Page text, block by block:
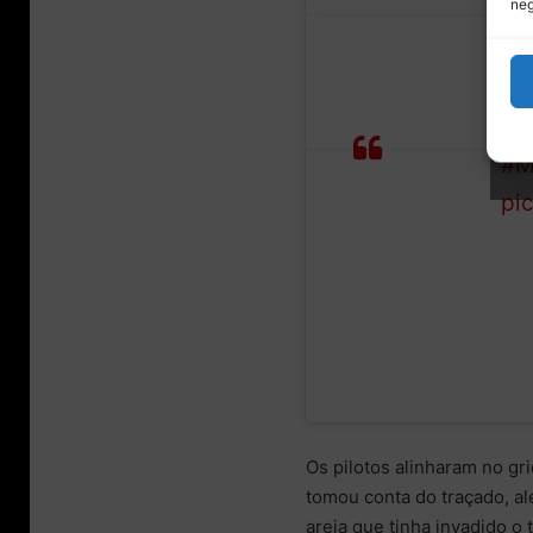
Marrakesh!
Os pilotos alinharam no
tomou conta do traçado,
areia que tinha invadido o